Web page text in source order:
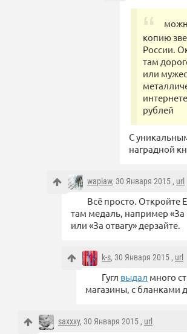
копию
России.
там
или
рублей
С
наградной
waplaw, 30 Января 2015 , url
Всё просто. Откройте
там медаль, например «За
или «За отвагу» дерзайте.
k-s, 30 Января 2015 , url
Гугл выдал много
магазины, с бланками
saxxxy, 30 Января 2015 , url